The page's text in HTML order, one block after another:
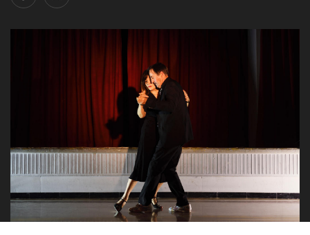
Chi siamo
Amministrazione
trasparente
Bandi e gare
Sostenibilità ambientale
SERVIZI
Anteprime in Piemonte
Avenue Cove - Erasmus +
Guarda che storia!
La Grazia - Immagini e
Open Day
Ciak in TOur!
FESTIVAL, MARKETS,
AWARDS